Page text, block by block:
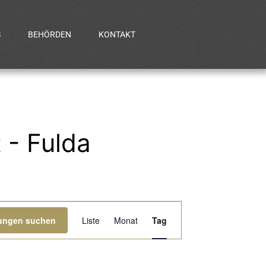
BEHÖRDEN KONTAKT
Fulda
suchen
Veranstaltung
Ansichten-
Liste Monat Tag